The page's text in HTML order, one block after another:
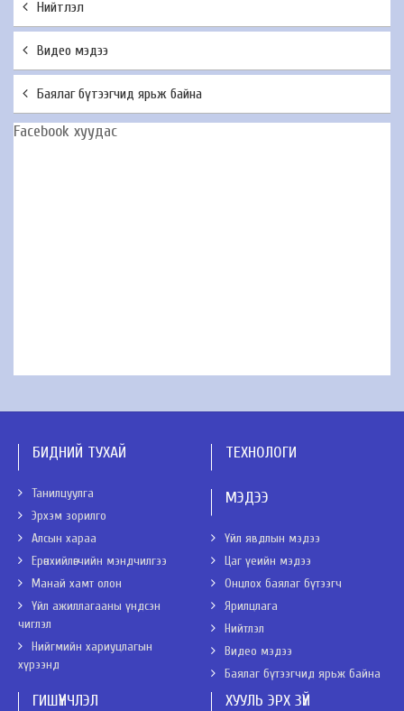
Нийтлэл
Видео мэдээ
Баялаг бүтээгчид ярьж байна
Facebook хуудас
БИДНИЙ ТУХАЙ
Танилцуулга
Эрхэм зорилго
Алсын хараа
Ерөнхийлөгчийн мэндчилгээ
Манай хамт олон
Үйл ажиллагааны үндсэн
чиглэл
Нийгмийн хариуцлагын
хүрээнд
ТЕХНОЛОГИ
МЭДЭЭ
Үйл явдлын мэдээ
Цаг үеийн мэдээ
Онцлох баялаг бүтээгч
Ярилцлага
Нийтлэл
Видео мэдээ
Баялаг бүтээгчид ярьж байна
ГИШҮҮНЧЛЭЛ ХУУЛЬ ЭРХ ЗҮЙ